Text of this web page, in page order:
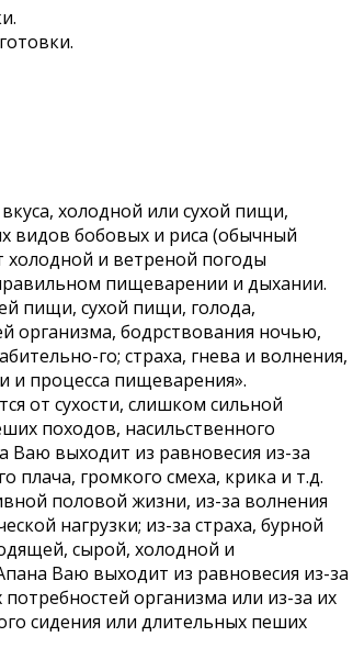
холодной или сухой пищи,
видов бобовых и риса (обычный
холодной и ветреной погоды
пищеварении и дыхании.
пищи, сухой пищи, голода,
организма, бодрствования ночью,
го; страха, гнева и волнения,
и процесса пищеварения».
от сухости, слишком сильной
походов, насильственного
Ваю выходит из равновесия из-за
плача, громкого смеха, крика и т.д.
половой жизни, из-за волнения
нагрузки; из-за страха, бурной
сырой, холодной и
Ваю выходит из равновесия из-за
организма или из-за их
сидения или длительных пеших